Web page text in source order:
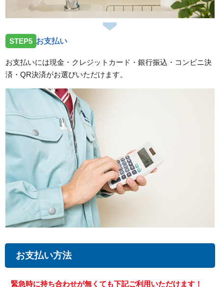
STEP5 お支払い
お支払いには現金・クレジットカード・銀行振込・コンビニ決
済・QR決済がお選びいただけます。
お支払い方法
緊急時に持ち合わせが無くても下記ご利用いただけます！